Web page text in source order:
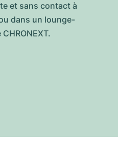
et sans contact à
dans un lounge-